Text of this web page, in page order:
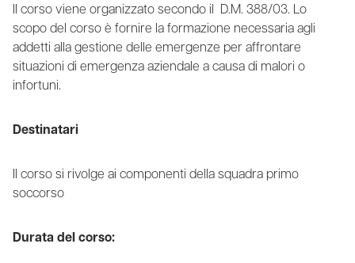
Il corso viene organizzato secondo il D.M. 388/03. Lo
scopo del corso è fornire la formazione necessaria agli
addetti alla gestione delle emergenze per affrontare
situazioni di emergenza aziendale a causa di malori o
infortuni.
Destinatari
Il corso si rivolge ai componenti della squadra primo
soccorso
Durata del corso: